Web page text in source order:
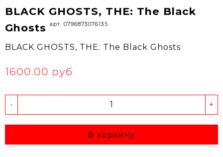
BLACK GHOSTS, THE: The Black
Ghosts
арт. 0796873076135
BLACK GHOSTS, THE: The Black Ghosts
1600.00 руб
- +
В корзину